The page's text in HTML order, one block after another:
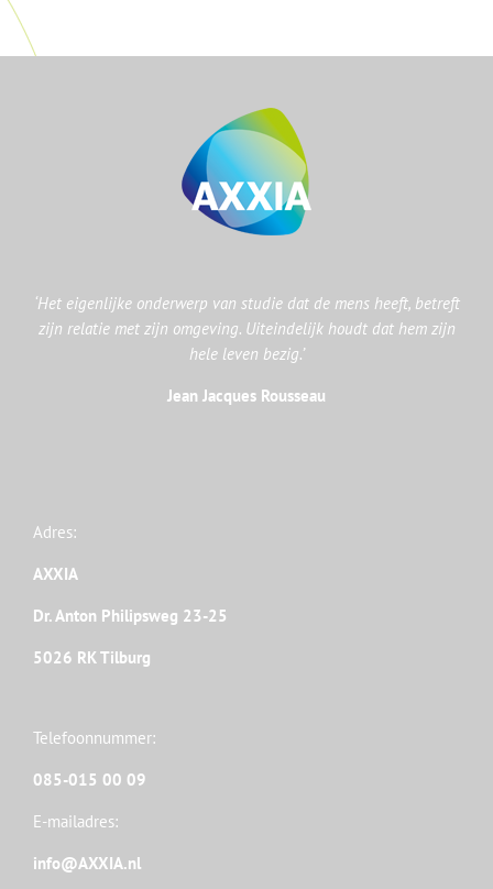
‘Het eigenlijke onderwerp van studie dat de mens heeft, betreft
zijn relatie met zijn omgeving. Uiteindelijk houdt dat hem zijn
hele leven bezig.’
Jean Jacques Rousseau
Adres:
AXXIA
Dr. Anton Philipsweg 23-25
5026 RK Tilburg
Telefoonnummer:
085-015 00 09
E-mailadres:
info@AXXIA.nl